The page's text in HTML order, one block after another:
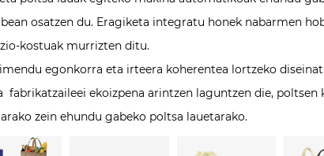
osatzen du. Eragiketa integratu honek nabarmen
kostuak murrizten ditu.
egonkorra eta irteera koherentea lortzeko
fabrikatzaileei ekoizpena arintzen laguntzen die,
zein ehundu gabeko poltsa lauetarako.